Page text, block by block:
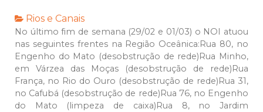
Rios e Canais
No último fim de semana (29/02 e 01/03) o NOI atuou
nas seguintes frentes na Região Oceânica:Rua 80, no
Engenho do Mato (desobstrução de rede)Rua Minho,
em Várzea das Moças (desobstrução de rede)Rua
França, no Rio do Ouro (desobstrução de rede)Rua 31,
no Cafubá (desobstrução de rede)Rua 76, no Engenho
do Mato (limpeza de caixa)Rua 8, no Jardim